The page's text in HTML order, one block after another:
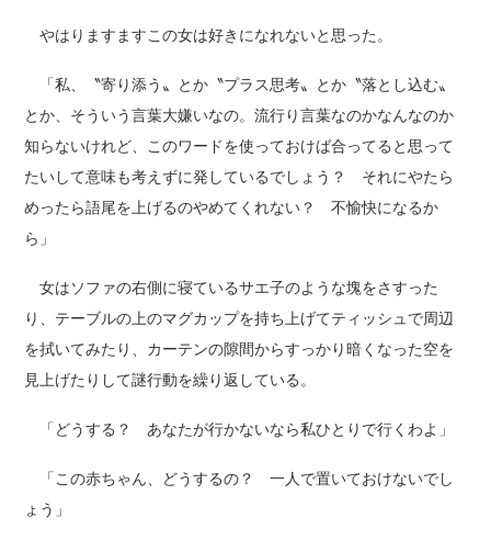
やはりますますこの女は好きになれないと思った。
「私、〝寄り添う〟とか〝プラス思考〟とか〝落とし込む〟
とか、そういう言葉大嫌いなの。流行り言葉なのかなんなのか
知らないけれど、このワードを使っておけば合ってると思って
たいして意味も考えずに発しているでしょう？ それにやたら
めったら語尾を上げるのやめてくれない？ 不愉快になるか
ら」
女はソファの右側に寝ているサエ子のような塊をさすった
り、テーブルの上のマグカップを持ち上げてティッシュで周辺
を拭いてみたり、カーテンの隙間からすっかり暗くなった空を
見上げたりして謎行動を繰り返している。
「どうする？ あなたが行かないなら私ひとりで行くわよ」
「この赤ちゃん、どうするの？ 一人で置いておけないでし
ょう」